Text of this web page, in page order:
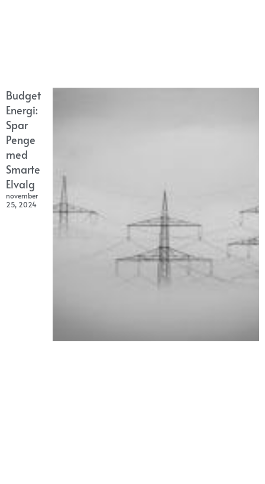
Budget
Energi:
Spar
Penge
med
Smarte
Elvalg
november
25, 2024